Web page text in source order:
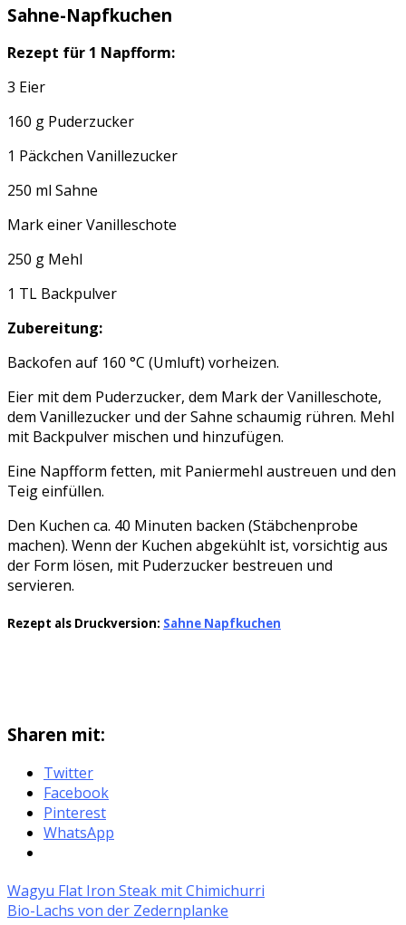
Sahne-Napfkuchen
Rezept für 1 Napfform:
3 Eier
160 g Puderzucker
1 Päckchen Vanillezucker
250 ml Sahne
Mark einer Vanilleschote
250 g Mehl
1 TL Backpulver
Zubereitung:
Backofen auf 160 °C (Umluft) vorheizen.
Eier mit dem Puderzucker, dem Mark der Vanilleschote,
dem Vanillezucker und der Sahne schaumig rühren. Mehl
mit Backpulver mischen und hinzufügen.
Eine Napfform fetten, mit Paniermehl austreuen und den
Teig einfüllen.
Den Kuchen ca. 40 Minuten backen (Stäbchenprobe
machen). Wenn der Kuchen abgekühlt ist, vorsichtig aus
der Form lösen, mit Puderzucker bestreuen und
servieren.
Rezept als Druckversion: Sahne Napfkuchen
Sharen mit:
Twitter
Facebook
Pinterest
WhatsApp
Wagyu Flat Iron Steak mit Chimichurri
Bio-Lachs von der Zedernplanke